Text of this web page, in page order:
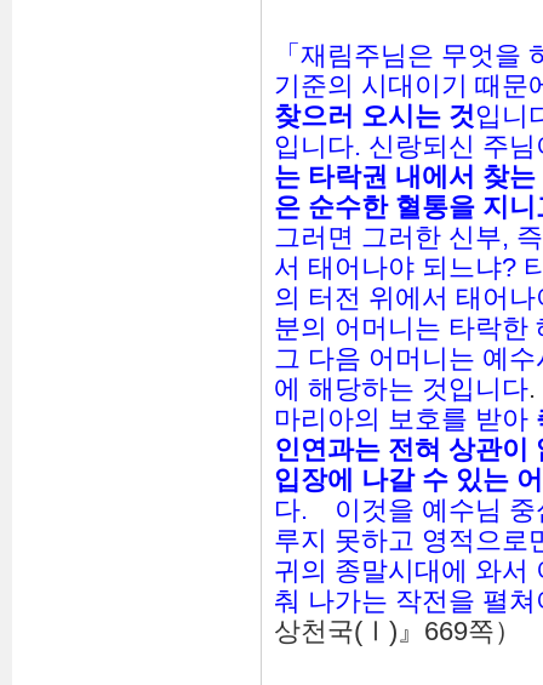
「재림주님은 무엇을
기준의 시대이기 때문
찾으러 오시는 것입니
입니다. 신랑되신 주
는 타락권 내에서 찾
은 순수한 혈통을 지
그러면 그러한 신부,
서 태어나야 되느냐?
의 터전 위에서 태어
분의 어머니는 타락한
그 다음 어머니는 예
에 해당하는 것입니다.
마리아의 보호를 받아
인연과는 전혀 상관이
입장에 나갈 수 있는
다. 이것을 예수님
루지 못하고 영적으로
귀의 종말시대에 와서
춰 나가는 작전을 펼
상천국(Ⅰ)』669쪽）